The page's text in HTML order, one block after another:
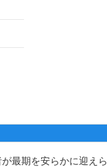
最期を安らかに迎え